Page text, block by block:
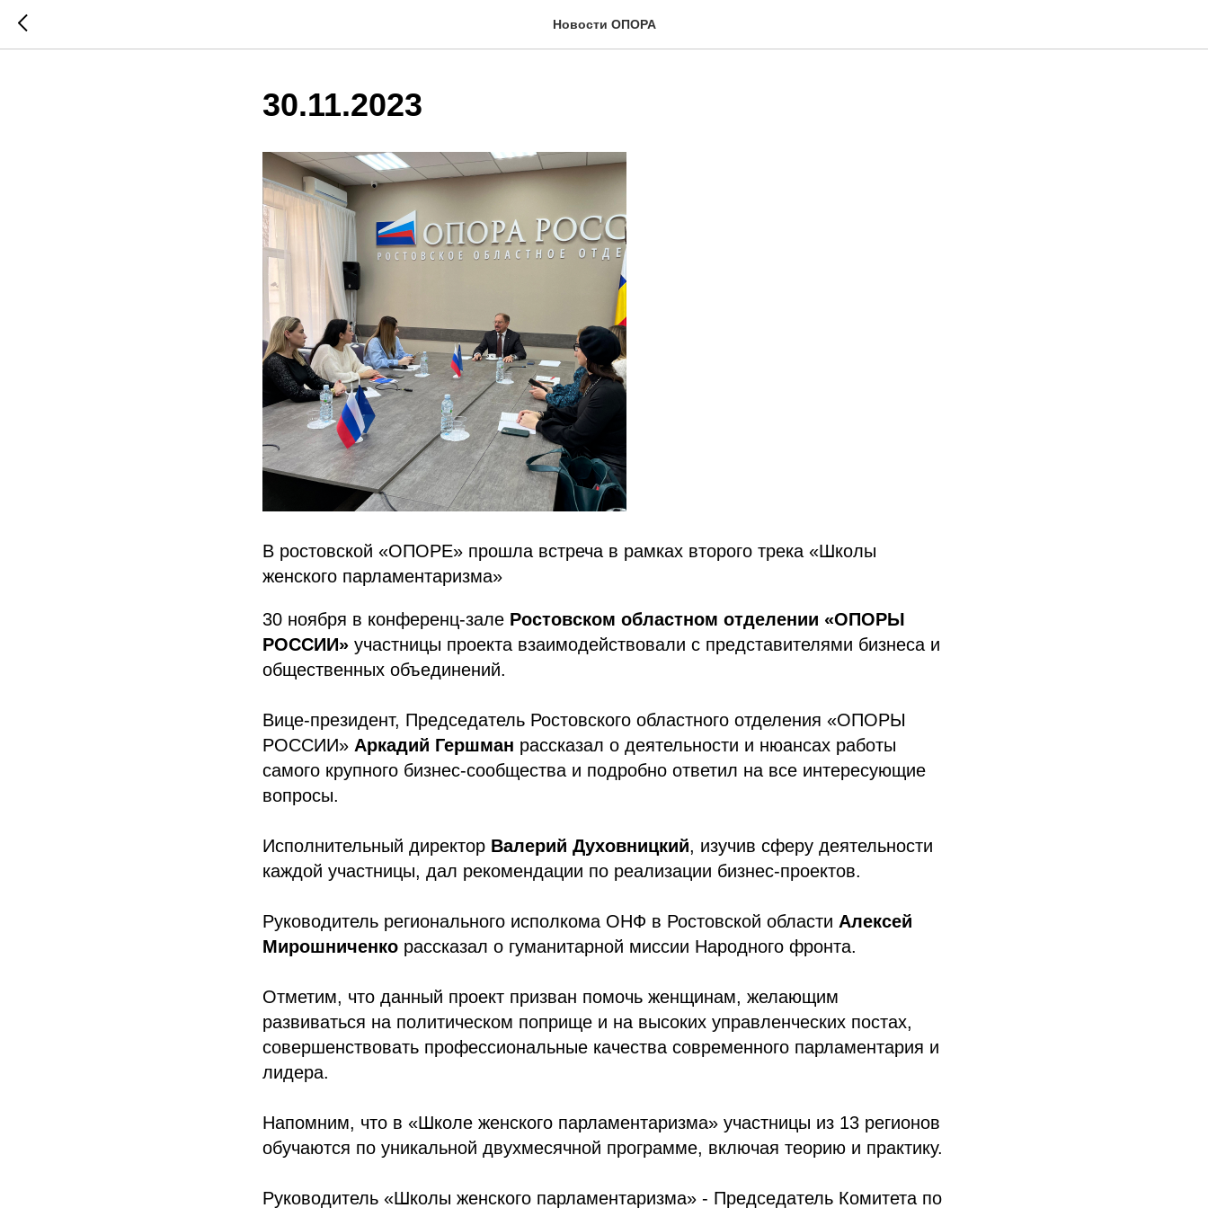
Новости ОПОРА
30.11.2023
В ростовской «ОПОРЕ» прошла встреча в рамках второго трека «Школы
женского парламентаризма»
30 ноября в конференц-зале Ростовском областном отделении «ОПОРЫ
РОССИИ» участницы проекта взаимодействовали с представителями бизнеса и
общественных объединений.
Вице-президент, Председатель Ростовского областного отделения «ОПОРЫ
РОССИИ» Аркадий Гершман рассказал о деятельности и нюансах работы
самого крупного бизнес-сообщества и подробно ответил на все интересующие
вопросы.
Исполнительный директор Валерий Духовницкий, изучив сферу деятельности
каждой участницы, дал рекомендации по реализации бизнес-проектов.
Руководитель регионального исполкома ОНФ в Ростовской области Алексей
Мирошниченко рассказал о гуманитарной миссии Народного фронта.
Отметим, что данный проект призван помочь женщинам, желающим
развиваться на политическом поприще и на высоких управленческих постах,
совершенствовать профессиональные качества современного парламентария и
лидера.
Напомним, что в «Школе женского парламентаризма» участницы из 13 регионов
обучаются по уникальной двухмесячной программе, включая теорию и практику.
Руководитель «Школы женского парламентаризма» - Председатель Комитета по